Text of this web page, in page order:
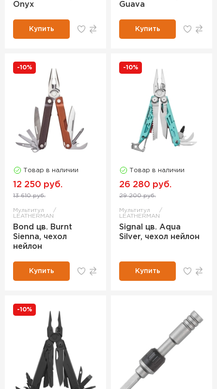
Onyx
Купить
Guava
Купить
-10%
Товар в наличии
12 250 руб.
13 610 руб.
Мультитул
LEATHERMAN
Bond цв. Burnt
Sienna, чехол
нейлон
Купить
-10%
Товар в наличии
26 280 руб.
29 200 руб.
Мультитул
LEATHERMAN
Signal цв. Aqua
Silver, чехол нейлон
Купить
-10%